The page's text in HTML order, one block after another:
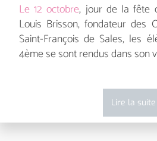
Le 12 octobre, jour de la fête
Louis Brisson, fondateur des
Saint-François de Sales, les
4ème se sont rendus dans son
Lire la suite